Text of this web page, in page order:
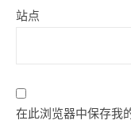
站点
在此浏览器中保存我